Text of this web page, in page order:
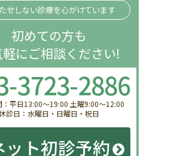
せしない診療を心がけています
初めての方も
軽にご相談ください!
：平日13:00〜19:00 土曜9:00〜12:00
診日：水曜日・日曜日・祝日
ット初診予約